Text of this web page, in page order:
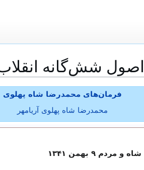
انقلاب شاه و
فرمان‌های محمدرضا شاه پهلوی
محمدرضا شاه پهلوی آریامهر
۹ بهمن ۱۳۴۱